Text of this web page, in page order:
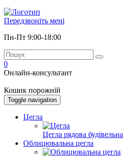
Передзвоніть мені
Пн-Пт 9:00-18:00
0
Онлайн-консультант
Кошик порожній
Toggle navigation
Цегла
Цегла рядова будівельна
Облицювальна цегла